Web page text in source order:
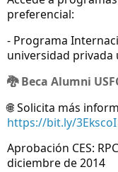
preferencial:
- Programa
universidad privada
🐉Beca Alumni
🌐 Solicita más
https://bit.ly/3EkscoI
Aprobación CES:
diciembre de 2014